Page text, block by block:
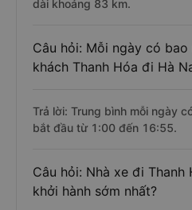
dài khoảng 83 km.
Câu hỏi: Mỗi ngày có bao
khách Thanh Hóa đi Hà
Trả lời: Trung bình mỗi ngày
bắt đầu từ 1:00 đến 16:55.
Câu hỏi: Nhà xe đi Thanh
khởi hành sớm nhất?